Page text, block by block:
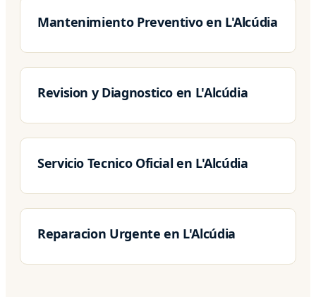
Mantenimiento Preventivo en L'Alcúdia
Revision y Diagnostico en L'Alcúdia
Servicio Tecnico Oficial en L'Alcúdia
Reparacion Urgente en L'Alcúdia